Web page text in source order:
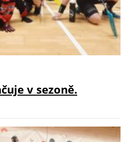
v sezoně.